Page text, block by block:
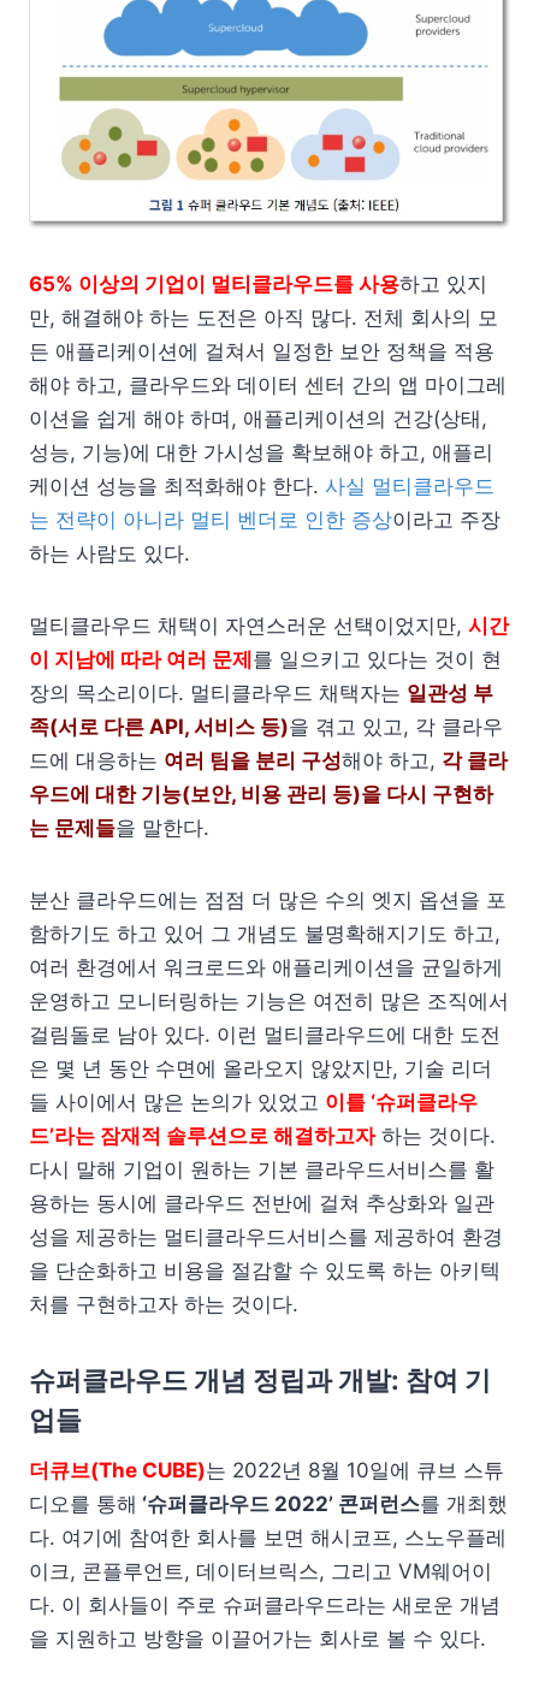
65% 이상의 기업이 멀티클라우드를 사용하고 있지
만, 해결해야 하는 도전은 아직 많다. 전체 회사의 모
든 애플리케이션에 걸쳐서 일정한 보안 정책을 적용
해야 하고, 클라우드와 데이터 센터 간의 앱 마이그레
이션을 쉽게 해야 하며, 애플리케이션의 건강(상태,
성능, 기능)에 대한 가시성을 확보해야 하고, 애플리
케이션 성능을 최적화해야 한다. 사실 멀티클라우드
는 전략이 아니라 멀티 벤더로 인한 증상이라고 주장
하는 사람도 있다.
멀티클라우드 채택이 자연스러운 선택이었지만, 시간
이 지남에 따라 여러 문제 를 일으키고 있다는 것이 현
장의 목소리이다. 멀티클라우드 채택자는 일관성 부
족(서로 다른 API, 서비스 등)을 겪고 있고, 각 클라우
드에 대응하는 여러 팀을 분리 구성해야 하고, 각 클라
우드에 대한 기능(보안, 비용 관리 등)을 다시 구현하
는 문제들을 말한다.
분산 클라우드에는 점점 더 많은 수의 엣지 옵션을 포
함하기도 하고 있어 그 개념도 불명확해지기도 하고,
여러 환경에서 워크로드와 애플리케이션을 균일하게
운영하고 모니터링하는 기능은 여전히 많은 조직에서
걸림돌로 남아 있다. 이런 멀티클라우드에 대한 도전
은 몇 년 동안 수면에 올라오지 않았지만, 기술 리더
들 사이에서 많은 논의가 있었고 이를 ‘슈퍼클라우
드’라는 잠재적 솔루션으로 해결하고자하는 것이다.
다시 말해 기업이 원하는 기본 클라우드서비스를 활
용하는 동시에 클라우드 전반에 걸쳐 추상화와 일관
성을 제공하는 멀티클라우드서비스를 제공하여 환경
을 단순화하고 비용을 절감할 수 있도록 하는 아키텍
처를 구현하고자 하는 것이다.
슈퍼클라우드 개념 정립과 개발: 참여 기
업들
더큐브(The CUBE)는 2022년 8월 10일에 큐브 스튜
디오를 통해 ‘슈퍼클라우드 2022’ 콘퍼런스를 개최했
다. 여기에 참여한 회사를 보면 해시코프, 스노우플레
이크, 콘플루언트, 데이터브릭스, 그리고 VM웨어이
다. 이 회사들이 주로 슈퍼클라우드라는 새로운 개념
을 지원하고 방향을 이끌어가는 회사로 볼 수 있다.